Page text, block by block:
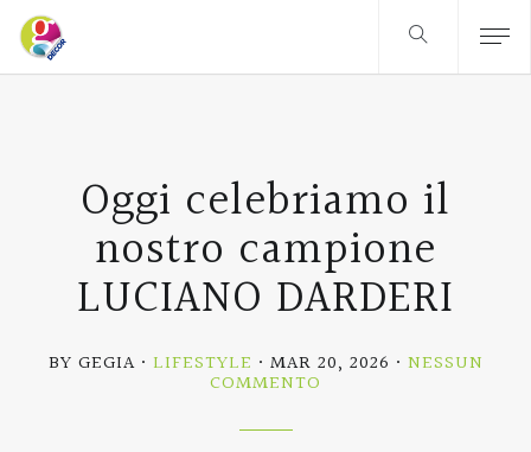
Oggi celebriamo il
nostro campione
LUCIANO DARDERI
BY GEGIA LIFESTYLE MAR 20, 2026 NESSUN
COMMENTO